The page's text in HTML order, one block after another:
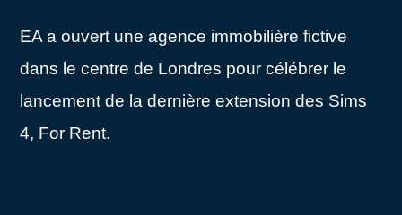
EA a ouvert une agence immobilière fictive
dans le centre de Londres pour célébrer le
lancement de la dernière extension des Sims
4, For Rent.